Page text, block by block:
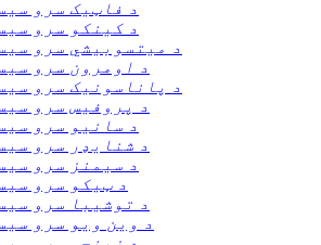
د فاټیک سرو
د کینکو سرو
د میتسوبیشي سرو
د اومرون سرو
د پاناسونیک سرو
د پروفیس سرو
د سانیو سرو
د شنایډر سرو
د سیمنز سرو
د ټیکو سرو
د توشیبا سرو
د وین ویو سرو